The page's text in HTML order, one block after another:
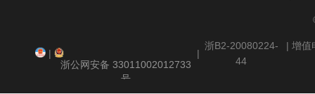
|
浙公网安备 33011002012733
号
|
浙B2-20080224-
44
| 增值